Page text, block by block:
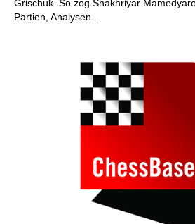
Grischuk. So zog Shakhriyar
Partien, Analysen...